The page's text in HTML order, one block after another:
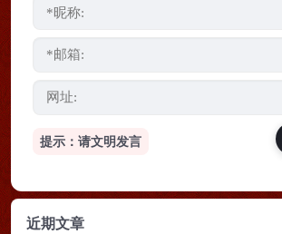
提示：请文明发言
近期文章